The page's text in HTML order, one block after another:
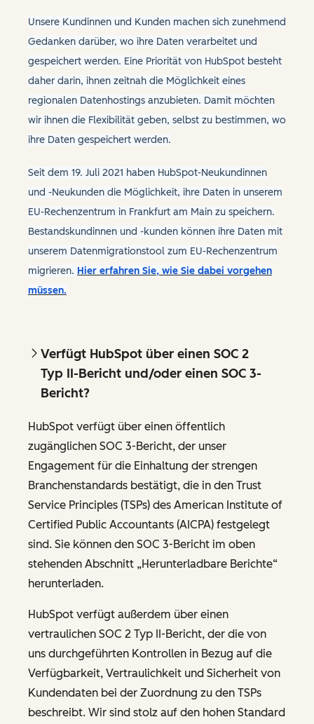
Unsere Kundinnen und Kunden machen sich zunehmend
Gedanken darüber, wo ihre Daten verarbeitet und
gespeichert werden. Eine Priorität von HubSpot besteht
daher darin, ihnen zeitnah die Möglichkeit eines
regionalen Datenhostings anzubieten. Damit möchten
wir ihnen die Flexibilität geben, selbst zu bestimmen, wo
ihre Daten gespeichert werden.
Seit dem 19. Juli 2021 haben HubSpot-Neukundinnen
und -Neukunden die Möglichkeit, ihre Daten in unserem
EU-Rechenzentrum in Frankfurt am Main zu speichern.
Bestandskundinnen und -kunden können ihre Daten mit
unserem Datenmigrationstool zum EU-Rechenzentrum
migrieren. Hier erfahren Sie, wie Sie dabei vorgehen
müssen.
Verfügt HubSpot über einen SOC 2
Typ II-Bericht und/oder einen SOC 3-
Bericht?
HubSpot verfügt über einen öffentlich
zugänglichen SOC 3-Bericht, der unser
Engagement für die Einhaltung der strengen
Branchenstandards bestätigt, die in den Trust
Service Principles (TSPs) des American Institute of
Certified Public Accountants (AICPA) festgelegt
sind. Sie können den SOC 3-Bericht im oben
stehenden Abschnitt „Herunterladbare Berichte“
herunterladen.
HubSpot verfügt außerdem über einen
vertraulichen SOC 2 Typ II-Bericht, der die von
uns durchgeführten Kontrollen in Bezug auf die
Verfügbarkeit, Vertraulichkeit und Sicherheit von
Kundendaten bei der Zuordnung zu den TSPs
beschreibt. Wir sind stolz auf den hohen Standard